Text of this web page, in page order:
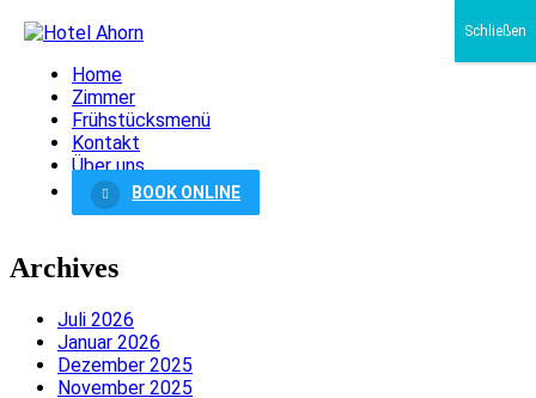
Home
Zimmer
Frühstücksmenü
Kontakt
Über uns
BOOK ONLINE
Archives
Juli 2026
Januar 2026
Dezember 2025
November 2025
Schließen